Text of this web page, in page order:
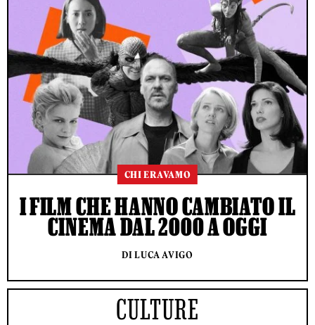
CHI ERAVAMO
I FILM CHE HANNO CAMBIATO IL
CINEMA DAL 2000 A OGGI
DI LUCA AVIGO
CULTURE